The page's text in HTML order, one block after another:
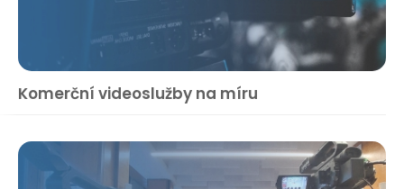
Komerční videoslužby na míru